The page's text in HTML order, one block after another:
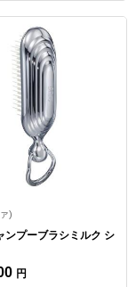
)
ンプーブラシミルク シ
円